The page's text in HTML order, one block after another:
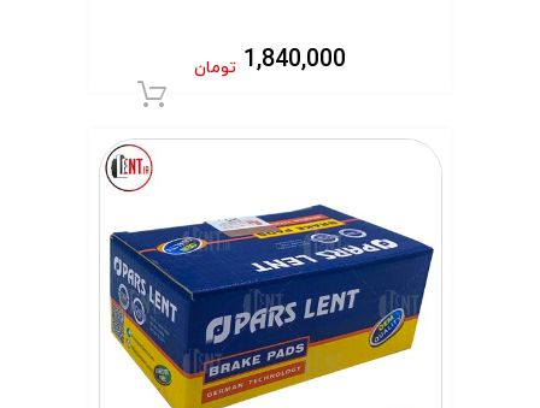
1,840,000 تومان